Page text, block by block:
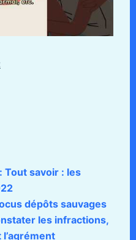
Tout savoir : les
dépôts sauvages
les infractions,